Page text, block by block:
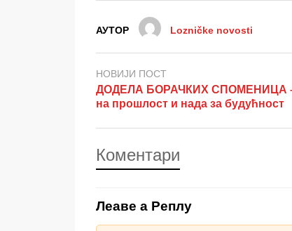
АУТОР Lozničke novosti
НОВИЈИ ПОСТ
ДОДЕЛА БОРАЧКИХ СПОМЕНИЦА
на прошлост и нада за будућност
Коментари
Леаве а Реплy